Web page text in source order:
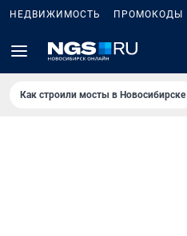
НЕДВИЖИМОСТЬ ПРОМОКОДЫ
Как строили мосты в Новосибирске